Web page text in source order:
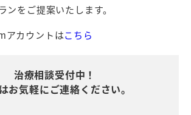
ンをご提案いたします。
アカウントはこちら
治療相談受付中！
お気軽にご連絡ください。